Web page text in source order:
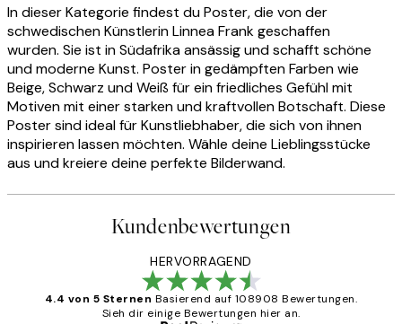
und Natur sind immer eine Quelle der Inspiration für mich. Ich
habe das Gefühl, dass meine Arbeit seit meinem Umzug erst so
richtig aufgeblüht ist, vor allem, weil ich mich überall in diesem
Land inspiriert fühle."
In dieser Kategorie findest du Poster, die von der
schwedischen Künstlerin Linnea Frank geschaffen
wurden. Sie ist in Südafrika ansässig und schafft schöne
und moderne Kunst. Poster in gedämpften Farben wie
Beige, Schwarz und Weiß für ein friedliches Gefühl mit
Motiven mit einer starken und kraftvollen Botschaft. Diese
Poster sind ideal für Kunstliebhaber, die sich von ihnen
inspirieren lassen möchten. Wähle deine Lieblingsstücke
aus und kreiere deine perfekte Bilderwand.
Kundenbewertungen
HERVORRAGEND
4.4 von 5 Sternen Basierend auf 108908 Bewertungen.
Sieh dir einige Bewertungen hier an.